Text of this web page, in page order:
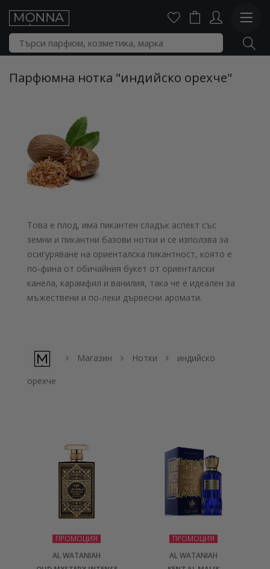
Парфюмна нотка "индийско орехче"
Това е плод, има пикантен сладък аспект със
земни и пикантни базови нотки и се използва за
осигуряване на ориенталска пикантност, която е
по-фина от обичайния букет от ориенталски
канела, карамфил и ванилия, така че е идеален за
мъжествени и по-леки дървесни аромати.
Магазин Нотки индийско
орехче
ПРОМОЦИЯ
AL WATANIAH
ПРОМОЦИЯ
AL WATANIAH